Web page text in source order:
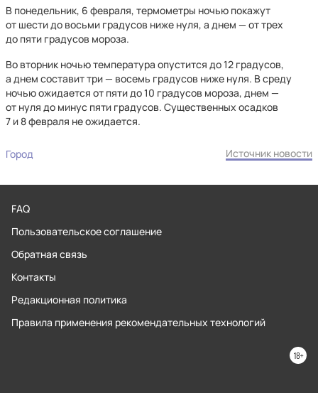
В понедельник, 6 февраля, термометры ночью покажут
от шести до восьми градусов ниже нуля, а днем — от трех
до пяти градусов мороза.
Во вторник ночью температура опустится до 12 градусов,
а днем составит три — восемь градусов ниже нуля. В среду
ночью ожидается от пяти до 10 градусов мороза, днем —
от нуля до минус пяти градусов. Существенных осадков
7 и 8 февраля не ожидается.
Город Источник новости
FAQ
Пользовательское соглашение
Обратная связь
Контакты
Редакционная политика
Правила применения рекомендательных технологий